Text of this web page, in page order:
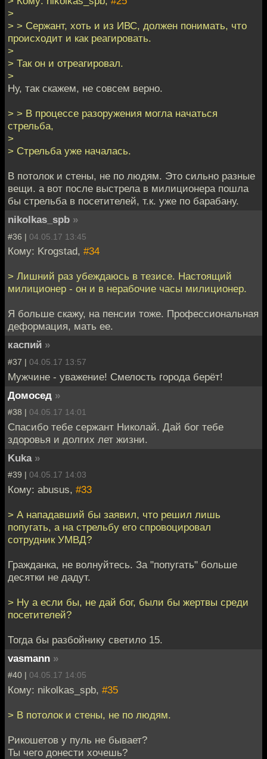
>
> > Сержант, хоть и из ИВС, должен понимать, что
происходит и как реагировать.
>
> Так он и отреагировал.
>
Ну, так скажем, не совсем верно.
> > В процессе разоружения могла начаться
стрельба,
>
> Стрельба уже началась.
В потолок и стены, не по людям. Это сильно разные
вещи. а вот после выстрела в милиционера пошла
бы стрельба в посетителей, т.к. уже по барабану.
nikolkas_spb »
#36 | 04.05.17 13:45
Кому: Krogstad, #34
> Лишний раз убеждаюсь в тезисе. Настоящий
милиционер - он и в нерабочие часы милиционер.
Я больше скажу, на пенсии тоже. Профессиональная
деформация, мать ее.
каспий »
#37 | 04.05.17 13:57
Мужчине - уважение! Смелость города берёт!
Домосед »
#38 | 04.05.17 14:01
Спасибо тебе сержант Николай. Дай бог тебе
здоровья и долгих лет жизни.
Kuka »
#39 | 04.05.17 14:03
Кому: abusus, #33
> А нападавший бы заявил, что решил лишь
попугать, а на стрельбу его спровоцировал
сотрудник УМВД?
Гражданка, не волнуйтесь. За "попугать" больше
десятки не дадут.
> Ну а если бы, не дай бог, были бы жертвы среди
посетителей?
Тогда бы разбойнику светило 15.
vasmann »
#40 | 04.05.17 14:05
Кому: nikolkas_spb, #35
> В потолок и стены, не по людям.
Рикошетов у пуль не бывает?
Ты чего донести хочешь?